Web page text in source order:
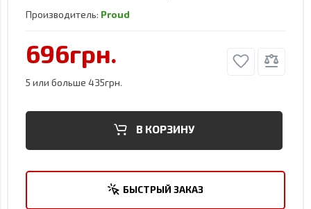
Производитель: Proud
696грн.
5 или больше 435грн.
В КОРЗИНУ
БЫСТРЫЙ ЗАКАЗ